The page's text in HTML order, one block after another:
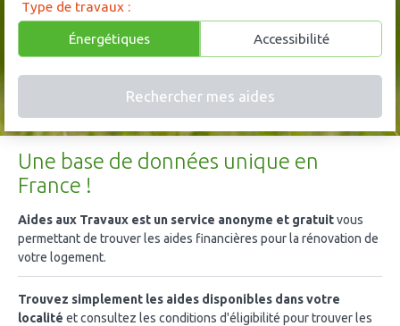
Type de travaux :
Énergétiques Accessibilité
Une base de données unique en
France !
Aides aux Travaux est un service anonyme et gratuitvous
permettant de trouver les aides financières pour la rénovation de
votre logement.
Trouvez simplement les aides disponibles dans votre
localité et consultez les conditions d'éligibilité pour trouver les